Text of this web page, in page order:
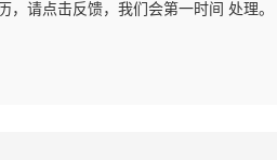
，请点击反馈，我们会第一时间 处理。